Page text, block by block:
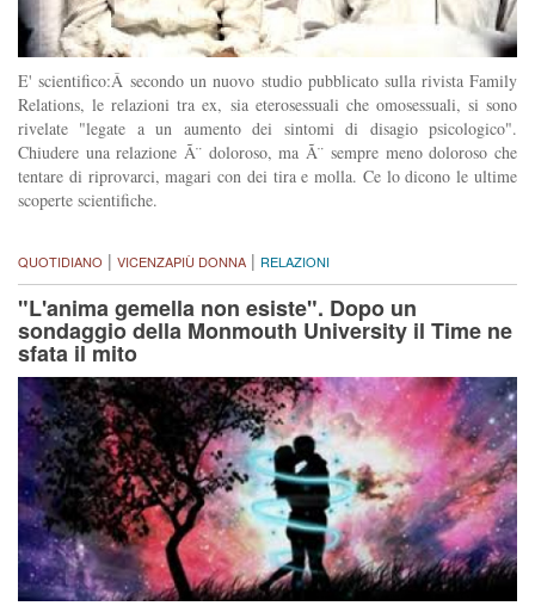
E' scientifico:Â secondo un nuovo studio pubblicato sulla rivista Family
Relations, le relazioni tra ex, sia eterosessuali che omosessuali, si sono
rivelate "legate a un aumento dei sintomi di disagio psicologico".
Chiudere una relazione Ã¨ doloroso, ma Ã¨ sempre meno doloroso che
tentare di riprovarci, magari con dei tira e molla. Ce lo dicono le ultime
scoperte scientifiche.
QUOTIDIANO | VICENZAPIÙ DONNA | RELAZIONI
"L'anima gemella non esiste". Dopo un
sondaggio della Monmouth University il Time ne
sfata il mito